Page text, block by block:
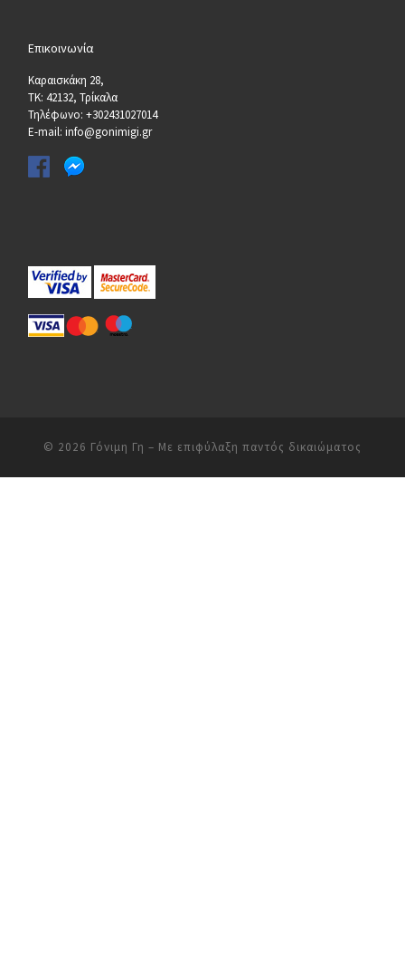
Επικοινωνία
Καραισκάκη 28,
ΤΚ: 42132, Τρίκαλα
Τηλέφωνο: +302431027014
E-mail: info@gonimigi.gr
© 2026 Γόνιμη Γη – Με επιφύλαξη παντός δικαιώματος